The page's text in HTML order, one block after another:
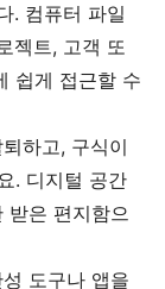
. 컴퓨터 파일
젝트, 고객 또
쉽게 접근할 수
하고, 구식이
. 디지털 공간
받은 편지함으
도구나 앱을